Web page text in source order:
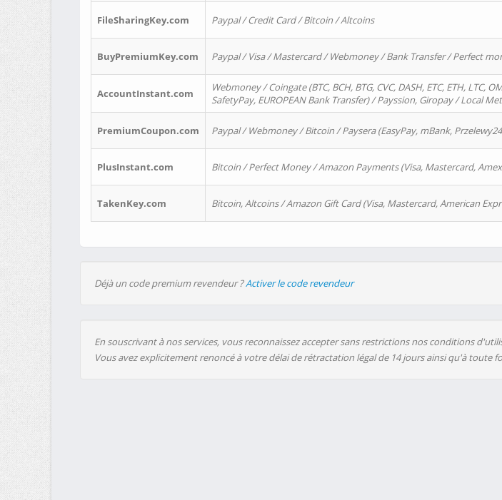
FileSharingKey.com Paypal / Credit Card / Bitcoin / Altcoins
BuyPremiumKey.com Paypal / Visa / Mastercard / Webmoney / Bank Transfer / Perfect
AccountInstant.com
Webmoney / Coingate (BTC, BCH, BTG, CVC, DASH, ETC, ETH, LTC,
SafetyPay, EUROPEAN Bank Transfer) / Payssion, Giropay / Local
PremiumCoupon.com Paypal / Webmoney / Bitcoin / Paysera (EasyPay, mBank,
PlusInstant.com Bitcoin / Perfect Money / Amazon Payments (Visa, Mastercard,
TakenKey.com Bitcoin, Altcoins / Amazon Gift Card (Visa, Mastercard, American
Déjà un code premium revendeur ?Activer le code revendeur
En souscrivant à nos services, vous reconnaissez accepter sans restrictions nos conditions
Vous avez explicitement renoncé à votre délai de rétractation légal de 14 jours ainsi qu'à